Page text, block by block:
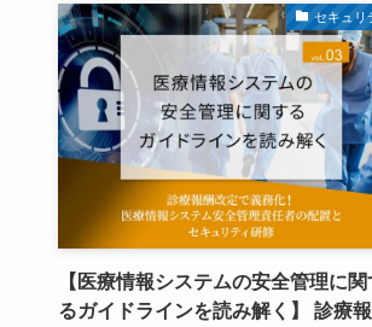
セキュリ
【医療情報システムの安全管理に関
るガイドラインを読み解く】 診療